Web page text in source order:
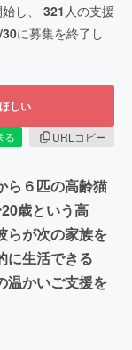
し、 321 人の支援
に募集を終了し
しい
る
URLコピー
ら６匹の高齢猫
歳という高
らが次の家族を
に生活できる
温かいご支援を